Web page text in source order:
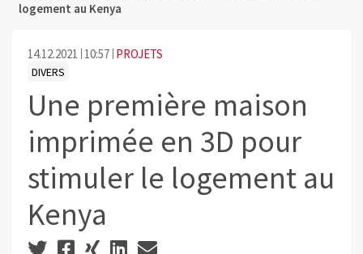
logement au Kenya
14.12.2021 10:57 PROJETS
DIVERS
Une première maison
imprimée en 3D pour
stimuler le logement au
Kenya